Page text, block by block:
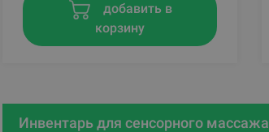
добавить в
корзину
Инвентарь для сенсорного массажа